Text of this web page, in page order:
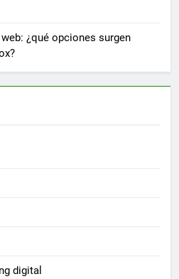
¿qué opciones surgen
digital